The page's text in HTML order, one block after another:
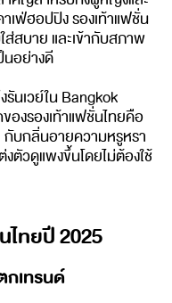
เฟ่ฮอปปิง รองเท้าแฟชั่น
ส่สบาย และเข้ากับสภาพ
นอย่างดี
นเวย์ใน Bangkok
องรองเท้าแฟชั่นไทยคือ
กับกลิ่นอายความหรูหรา
ตัวดูแพงขึ้นโดยไม่ต้องใช้
ไทยปี 2025
กเทรนด์